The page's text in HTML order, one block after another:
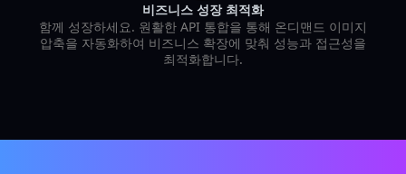
비즈니스 성장 최적화
함께 성장하세요. 원활한 API 통합을 통해 온디맨드 이미지
압축을 자동화하여 비즈니스 확장에 맞춰 성능과 접근성을
최적화합니다.